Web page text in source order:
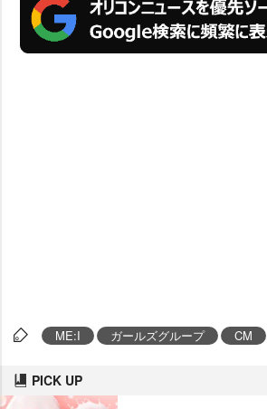
ME:I ガールズグループ CM
PICK UP